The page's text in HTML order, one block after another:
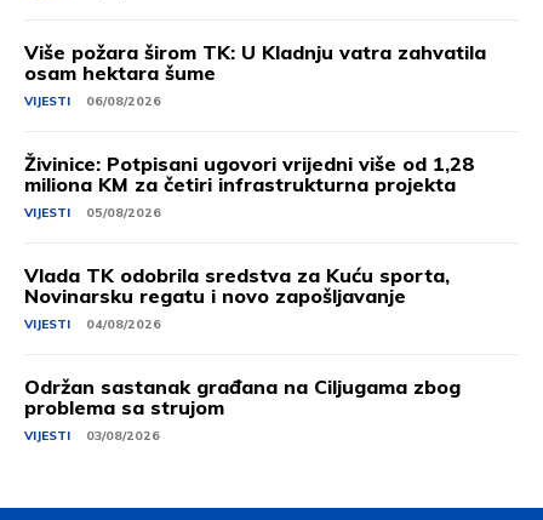
Više požara širom TK: U Kladnju vatra zahvatila
osam hektara šume
VIJESTI 06/08/2026
Živinice: Potpisani ugovori vrijedni više od 1,28
miliona KM za četiri infrastrukturna projekta
VIJESTI 05/08/2026
Vlada TK odobrila sredstva za Kuću sporta,
Novinarsku regatu i novo zapošljavanje
VIJESTI 04/08/2026
Održan sastanak građana na Ciljugama zbog
problema sa strujom
VIJESTI 03/08/2026